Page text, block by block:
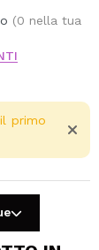
(0 nella tua
primo